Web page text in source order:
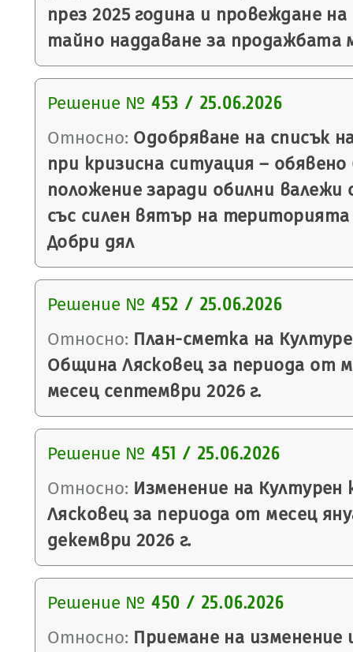
през 2025 година и провеждане
тайно наддаване за продажбата
Решение № 453 / 25.06.2026
Относно: Одобряване на списък
при кризисна ситуация –
положение заради обилни
със силен вятър на територията
Добри дял
Решение № 452 / 25.06.2026
Относно: План-сметка на
Община Лясковец за периода от
месец септември 2026 г.
Решение № 451 / 25.06.2026
Относно: Изменение на Културен
Лясковец за периода от месец
декември 2026 г.
Решение № 450 / 25.06.2026
Относно: Приемане на изменение